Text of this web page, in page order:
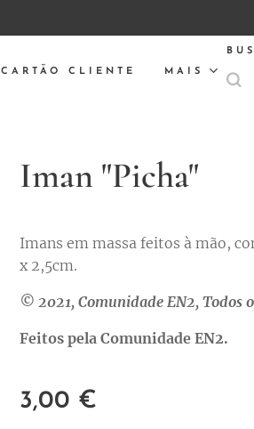
CARTÃO CLIENTE MAIS
Iman "Picha"
Imans em massa feitos à mão,
x 2,5cm.
© 2021, Comunidade EN2, Todos
Feitos pela Comunidade EN2.
3,00 €